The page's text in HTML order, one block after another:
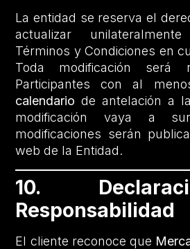
La entidad se reserva el
actualizar
Términos y Condiciones en
Toda modificación será
Participantes con al
calendario de antelación a
modificación vaya a
modificaciones serán
web de la Entidad.
10.
Responsabilidad
El cliente reconoce que